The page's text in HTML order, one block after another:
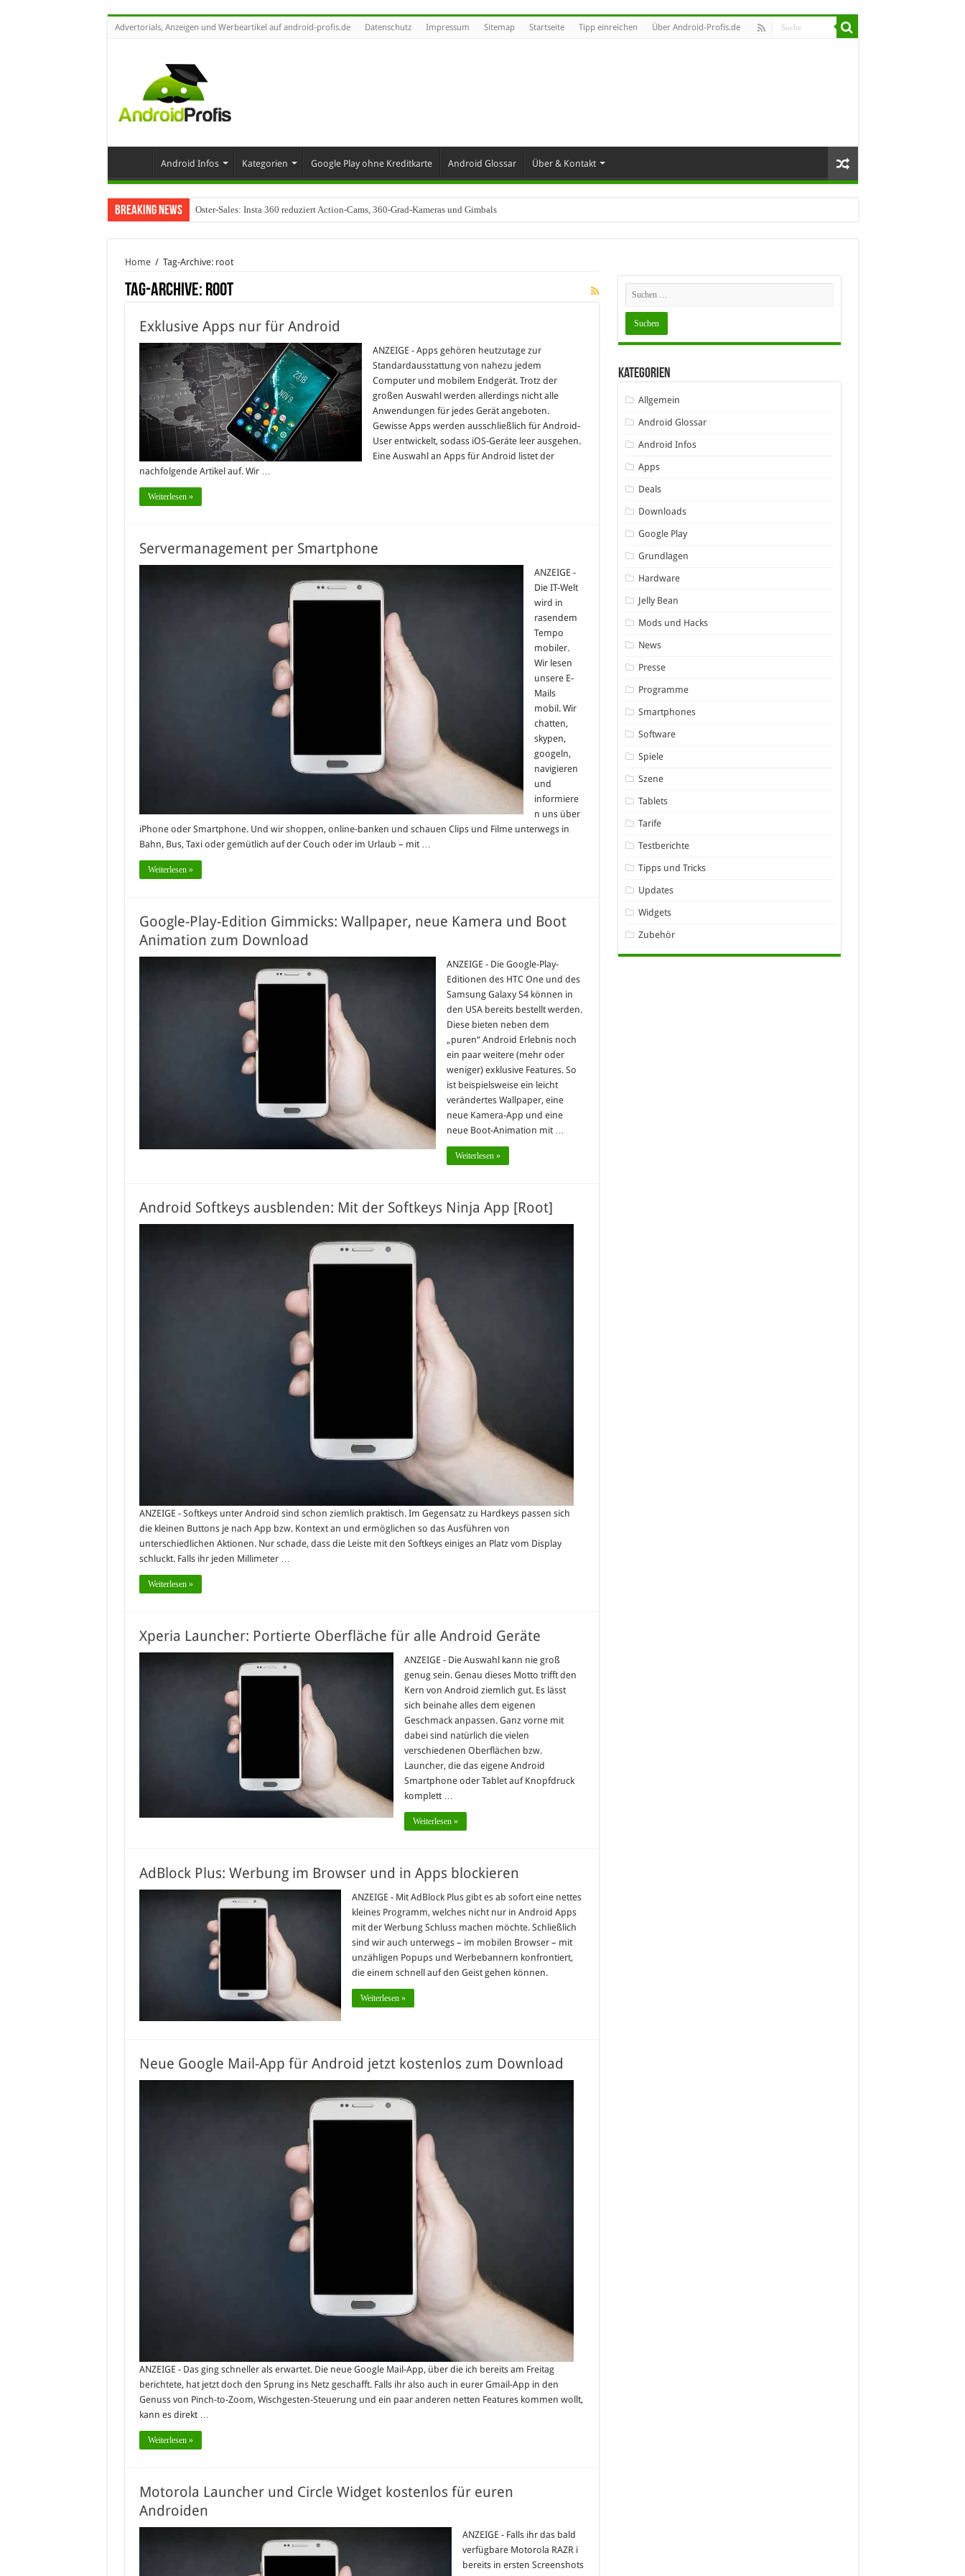
Advertorials, Anzeigen und Werbeartikel auf android-profis.de Datenschutz Impressum Sitemap Startseite Tipp einreichen Über Android-Profis.de
Android Infos Kategorien Google Play ohne Kreditkarte Android Glossar Über & Kontakt
Breaking News Oster-Sales: Insta 360 reduziert Action-Cams, 360-Grad-Kameras und Gimbals
Wenn Technologie auf Automobilindustrie trifft – SAP Automotive als Motor des Wandels
Home / Tag-Archive: root
Tag-Archive: root
Exklusive Apps nur für Android
ANZEIGE - Apps gehören heutzutage zur
Standardausstattung von nahezu jedem
Computer und mobilem Endgerät. Trotz der
großen Auswahl werden allerdings nicht alle
Anwendungen für jedes Gerät angeboten.
Gewisse Apps werden ausschließlich für Android-
User entwickelt, sodass iOS-Geräte leer ausgehen.
Eine Auswahl an Apps für Android listet der
nachfolgende Artikel auf. Wir …
Weiterlesen »
Servermanagement per Smartphone
ANZEIGE -
Die IT-Welt
wird in
rasendem
Tempo
mobiler.
Wir lesen
unsere E-
Mails
mobil. Wir
chatten,
skypen,
googeln,
navigieren
und
informiere
n uns über
iPhone oder Smartphone. Und wir shoppen, online-banken und schauen Clips und Filme unterwegs in
Bahn, Bus, Taxi oder gemütlich auf der Couch oder im Urlaub – mit …
Weiterlesen »
Google-Play-Edition Gimmicks: Wallpaper, neue Kamera und Boot
Animation zum Download
ANZEIGE - Die Google-Play-
Editionen des HTC One und des
Samsung Galaxy S4 können in
den USA bereits bestellt werden.
Diese bieten neben dem
„puren“ Android Erlebnis noch
ein paar weitere (mehr oder
weniger) exklusive Features. So
ist beispielsweise ein leicht
verändertes Wallpaper, eine
neue Kamera-App und eine
neue Boot-Animation mit …
Weiterlesen »
Android Softkeys ausblenden: Mit der Softkeys Ninja App [Root]
ANZEIGE - Softkeys unter Android sind schon ziemlich praktisch. Im Gegensatz zu Hardkeys passen sich
die kleinen Buttons je nach App bzw. Kontext an und ermöglichen so das Ausführen von
unterschiedlichen Aktionen. Nur schade, dass die Leiste mit den Softkeys einiges an Platz vom Display
schluckt. Falls ihr jeden Millimeter …
Weiterlesen »
Xperia Launcher: Portierte Oberfläche für alle Android Geräte
ANZEIGE - Die Auswahl kann nie groß
genug sein. Genau dieses Motto trifft den
Kern von Android ziemlich gut. Es lässt
sich beinahe alles dem eigenen
Geschmack anpassen. Ganz vorne mit
dabei sind natürlich die vielen
verschiedenen Oberflächen bzw.
Launcher, die das eigene Android
Smartphone oder Tablet auf Knopfdruck
komplett …
Weiterlesen »
AdBlock Plus: Werbung im Browser und in Apps blockieren
ANZEIGE - Mit AdBlock Plus gibt es ab sofort eine nettes
kleines Programm, welches nicht nur in Android Apps
mit der Werbung Schluss machen möchte. Schließlich
sind wir auch unterwegs – im mobilen Browser – mit
unzähligen Popups und Werbebannern konfrontiert,
die einem schnell auf den Geist gehen können.
Weiterlesen »
Neue Google Mail-App für Android jetzt kostenlos zum Download
ANZEIGE - Das ging schneller als erwartet. Die neue Google Mail-App, über die ich bereits am Freitag
berichtete, hat jetzt doch den Sprung ins Netz geschafft. Falls ihr also auch in eurer Gmail-App in den
Genuss von Pinch-to-Zoom, Wischgesten-Steuerung und ein paar anderen netten Features kommen wollt,
kann es direkt …
Weiterlesen »
Motorola Launcher und Circle Widget kostenlos für euren
Androiden
ANZEIGE - Falls ihr das bald
verfügbare Motorola RAZR i
bereits in ersten Screenshots
Kategorien
Allgemein
Android Glossar
Android Infos
Apps
Deals
Downloads
Google Play
Grundlagen
Hardware
Jelly Bean
Mods und Hacks
News
Presse
Programme
Smartphones
Software
Spiele
Szene
Tablets
Tarife
Testberichte
Tipps und Tricks
Updates
Widgets
Zubehör